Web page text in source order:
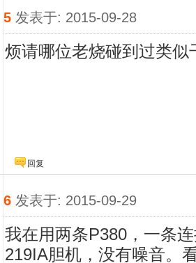
5 发表于: 2015-09-28
烦请哪位老烧碰到过类
回复
6 发表于: 2015-09-29
我在用两条P380，一条
219IA胆机，没有噪音。